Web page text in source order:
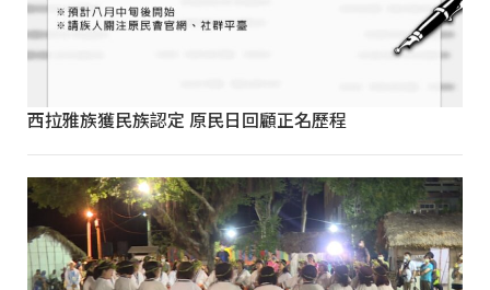
西拉雅族獲民族認定 原民日回顧正名歷程